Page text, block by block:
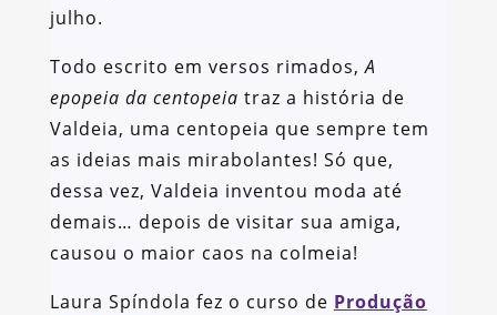
julho.
Todo escrito em versos rimados,A
epopeia da centopeia traz a história de
Valdeia, uma centopeia que sempre tem
as ideias mais mirabolantes! Só que,
dessa vez, Valdeia inventou moda até
demais… depois de visitar sua amiga,
causou o maior caos na colmeia!
Laura Spíndola fez o curso de Produção